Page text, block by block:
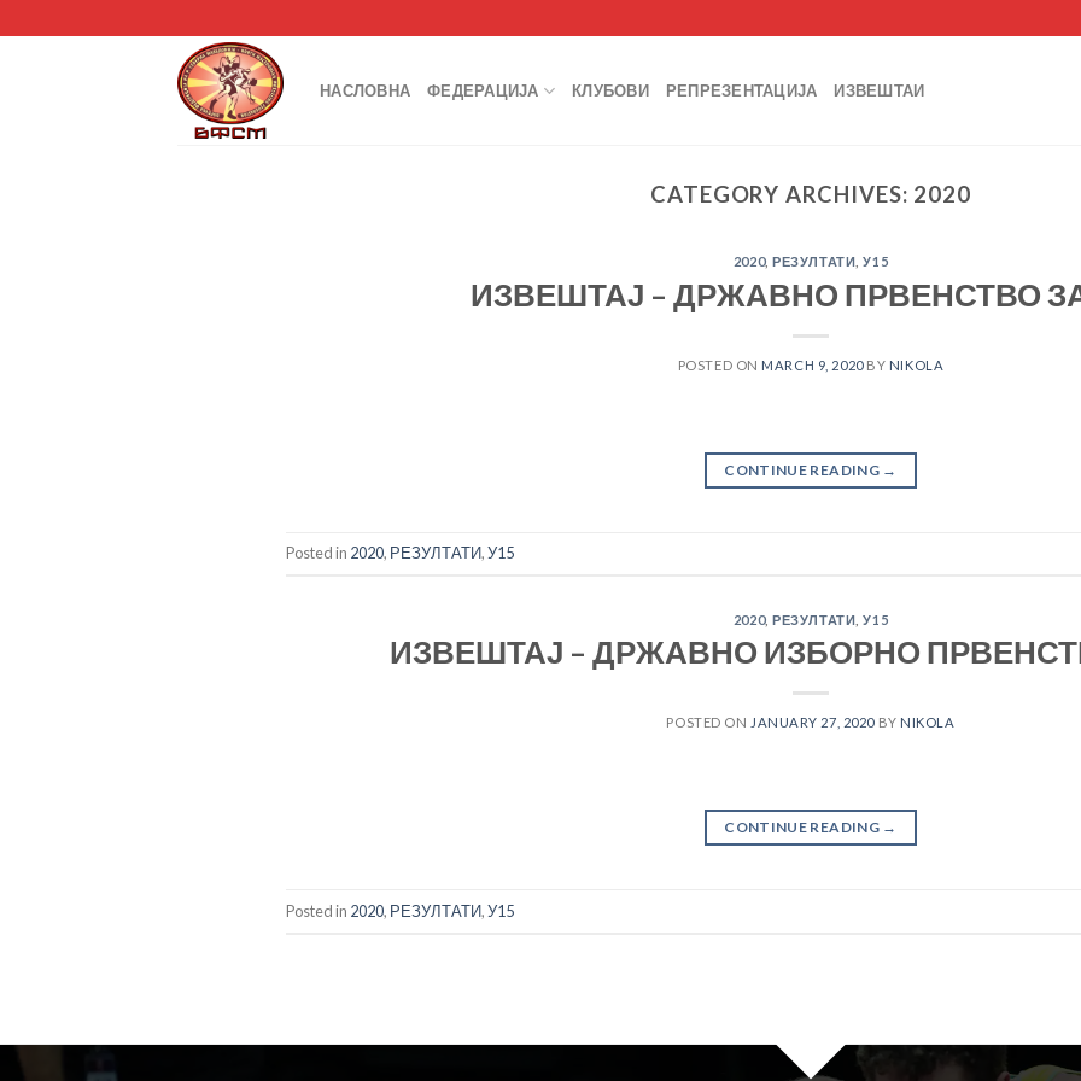
to
НАСЛОВНА ФЕДЕРАЦИЈА КЛУБОВИ РЕПРЕЗЕНТАЦИЈА ИЗВЕШТАИ
CATEGORY ARCHIVES: 2020
2020,РЕЗУЛТАТИ ,У15
ИЗВЕШТАЈ – ДРЖАВНО ПРВЕНСТВО
POSTED ON MARCH 9, 2020BY NIKOLA
CONTINUE READING →
Posted in 2020, РЕЗУЛТАТИ,У15
2020,РЕЗУЛТАТИ ,У15
ИЗВЕШТАЈ – ДРЖАВНО ИЗБОРНО
POSTED ON JANUARY 27, 2020BY NIKOLA
CONTINUE READING →
Posted in 2020, РЕЗУЛТАТИ,У15